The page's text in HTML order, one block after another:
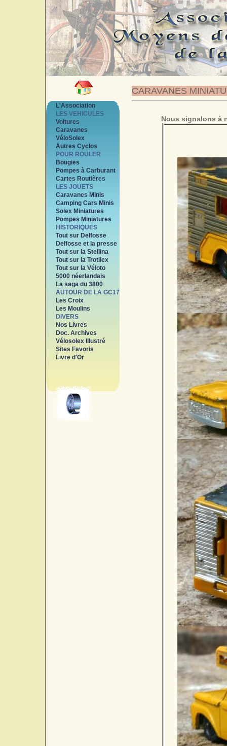
CARAVANES
L'Association
LES VEHICULES
Voitures
Caravanes
VéloSolex
Autres Cyclos
POUR ROULER
Bougies
Pompes à Carburant
Cartes Routières
LES JOUETS
Caravanes Minis
Camping Cars Minis
Solex Miniatures
Pompes Miniatures
HISTORIQUES
Tout sur Delfosse
Delfosse et la presse
Tout sur la Stellina
Tout sur la Trotilex
Tout sur la Véloto
5000 néerlandais
La saga du 3800
AUTOUR DE LA GC17
Les Croix
Les Moulins
DIVERS
Nos Livres
Doc. Archives
Vélosolex Illustré
Sites Favoris
Livre d'Or
Nous signalons à